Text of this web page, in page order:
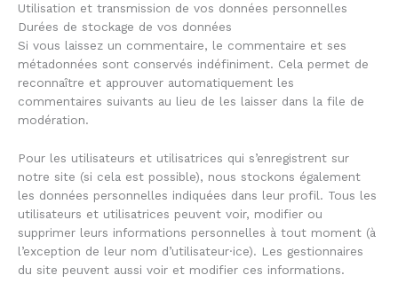
Utilisation et transmission de vos données personnelles
Durées de stockage de vos données
Si vous laissez un commentaire, le commentaire et ses
métadonnées sont conservés indéfiniment. Cela permet de
reconnaître et approuver automatiquement les
commentaires suivants au lieu de les laisser dans la file de
modération.
Pour les utilisateurs et utilisatrices qui s’enregistrent sur
notre site (si cela est possible), nous stockons également
les données personnelles indiquées dans leur profil. Tous les
utilisateurs et utilisatrices peuvent voir, modifier ou
supprimer leurs informations personnelles à tout moment (à
l’exception de leur nom d’utilisateur·ice). Les gestionnaires
du site peuvent aussi voir et modifier ces informations.